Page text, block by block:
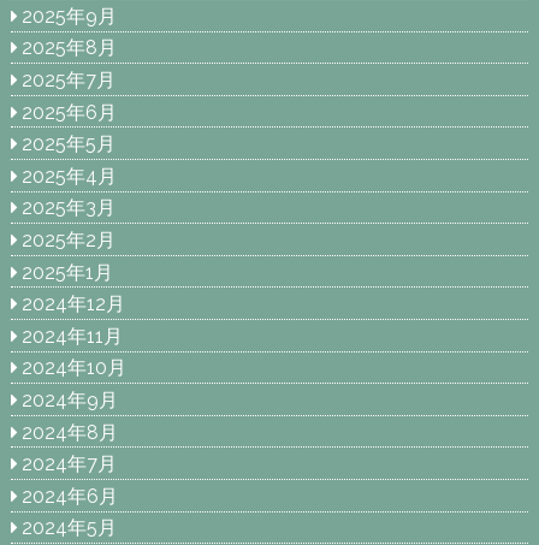
2025年9月
2025年8月
2025年7月
2025年6月
2025年5月
2025年4月
2025年3月
2025年2月
2025年1月
2024年12月
2024年11月
2024年10月
2024年9月
2024年8月
2024年7月
2024年6月
2024年5月